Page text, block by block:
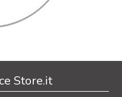
Store.it